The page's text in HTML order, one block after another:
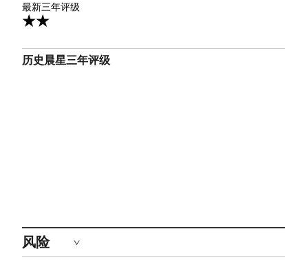
最新三年评级
历史晨星三年评级
风险